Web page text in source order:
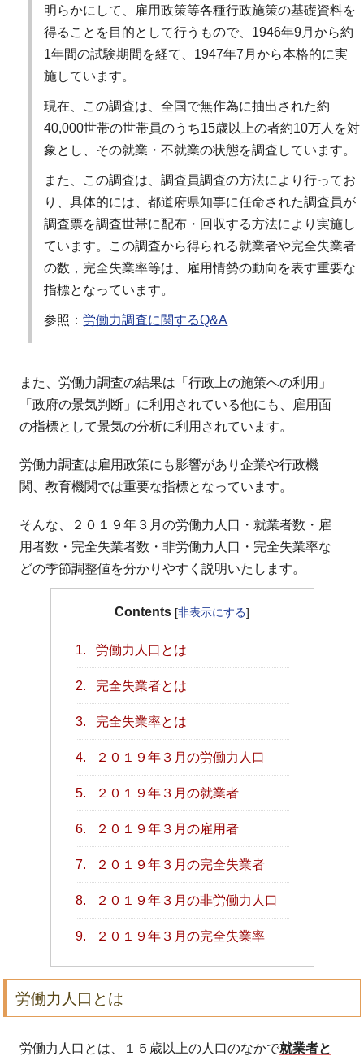
明らかにして、雇用政策等各種行政施策の基礎資料を
得ることを目的として行うもので、1946年9月から約
1年間の試験期間を経て、1947年7月から本格的に実
施しています。
現在、この調査は、全国で無作為に抽出された約
40,000世帯の世帯員のうち15歳以上の者約10万人を対
象とし、その就業・不就業の状態を調査しています。
また、この調査は、調査員調査の方法により行ってお
り、具体的には、都道府県知事に任命された調査員が
調査票を調査世帯に配布・回収する方法により実施し
ています。この調査から得られる就業者や完全失業者
の数，完全失業率等は、雇用情勢の動向を表す重要な
指標となっています。
参照：労働力調査に関するQ&A
また、労働力調査の結果は「行政上の施策への利用」
「政府の景気判断」に利用されている他にも、雇用面
の指標として景気の分析に利用されています。
労働力調査は雇用政策にも影響があり企業や行政機
関、教育機関では重要な指標となっています。
そんな、２０１９年３月の労働力人口・就業者数・雇
用者数・完全失業者数・非労働力人口・完全失業率な
どの季節調整値を分かりやすく説明いたします。
Contents [非表示にする]
1. 労働力人口とは
2. 完全失業者とは
3. 完全失業率とは
4. ２０１９年３月の労働力人口
5. ２０１９年３月の就業者
6. ２０１９年３月の雇用者
7. ２０１９年３月の完全失業者
8. ２０１９年３月の非労働力人口
9. ２０１９年３月の完全失業率
労働力人口とは
労働力人口とは、１５歳以上の人口のなかで就業者と